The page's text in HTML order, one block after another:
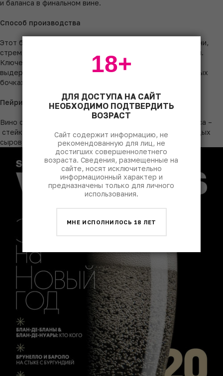
и баланса в финальном вине.
Способ производства
Этот бленд является отражением философии винодельни,
стремящейся к созданию великих вин бордоского стиля.
Ключевую роль в его формировании играет длительная
выдержка в течение 24 месяцев во французских дубовых
бочках.
Пейринг
Вино создано для сопровождения блюд из красного мяса –
стейков, ростбифа, а также дичи и выдержанных твердых
сыров.
ДЛЯ ДОСТУПА НА САЙТ
НЕОБХОДИМО ПОДТВЕРДИТЬ
ВОЗРАСТ
Сайт содержит информацию, не
рекомендованную для лиц, не
достигших совершеннолетнего
возраста. Сведения, размещенные на
сайте, носят исключительно
информационный характер и
предназначены только для личного
использования.
МНЕ ИСПОЛНИЛОСЬ 18 ЛЕТ
18+